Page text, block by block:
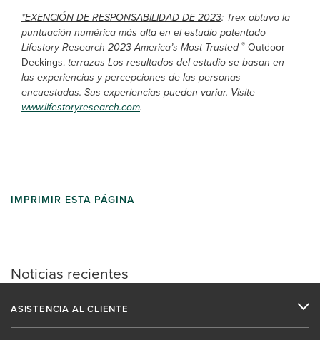
Noticias recientes
*EXENCIÓN DE RESPONSABILIDAD DE 2023: Trex obtuvo la
puntuación numérica más alta en el estudio patentado
Lifestory Research 2023 America’s Most Trusted ® Outdoor
Deckings. terrazas Los resultados del estudio se basan en
las experiencias y percepciones de las personas
encuestadas. Sus experiencias pueden variar. Visite
www.lifestoryresearch.com.
IMPRIMIR ESTA PÁGINA
ASISTENCIA AL CLIENTE